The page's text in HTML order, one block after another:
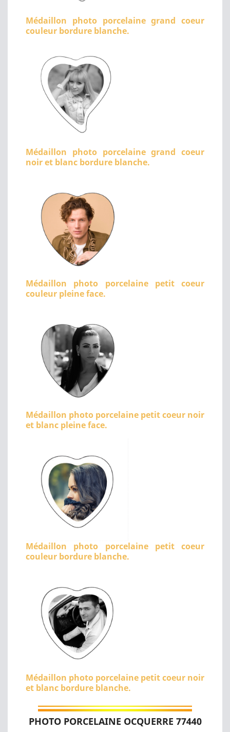
Médaillon photo porcelaine grand coeur
couleur bordure blanche.
Médaillon photo porcelaine grand coeur
noir et blanc bordure blanche.
Médaillon photo porcelaine petit coeur
couleur pleine face.
Médaillon photo porcelaine petit coeur noir
et blanc pleine face.
Médaillon photo porcelaine petit coeur
couleur bordure blanche.
Médaillon photo porcelaine petit coeur noir
et blanc bordure blanche.
PHOTO PORCELAINE OCQUERRE 77440